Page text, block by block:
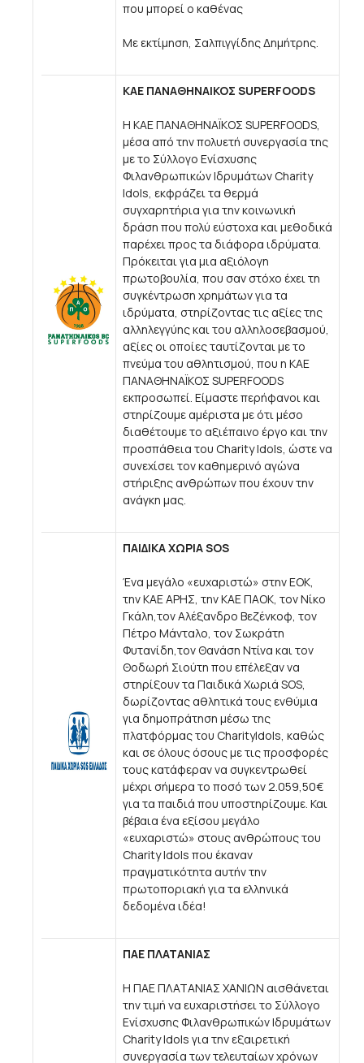
που μπορεί ο καθένας
Με εκτίμηση, Σαλπιγγίδης Δημήτρης.
ΚΑΕ ΠΑΝΑΘΗΝΑΙΚΟΣ SUPERFOODS
H ΚΑΕ ΠΑΝΑΘΗΝΑΪΚΟΣ SUPERFOODS,
μέσα από την πολυετή συνεργασία της
με το Σύλλογο Ενίσχυσης
Φιλανθρωπικών Ιδρυμάτων Charity
Idols, εκφράζει τα θερμά
συγχαρητήρια για την κοινωνική
δράση που πολύ εύστοχα και μεθοδικά
παρέχει προς τα διάφορα ιδρύματα.
Πρόκειται για μια αξιόλογη
πρωτοβουλία, που σαν στόχο έχει τη
συγκέντρωση χρημάτων για τα
ιδρύματα, στηρίζοντας τις αξίες της
αλληλεγγύης και του αλληλοσεβασμού,
αξίες οι οποίες ταυτίζονται με το
πνεύμα του αθλητισμού, που η ΚΑΕ
ΠΑΝΑΘΗΝΑΪΚΟΣ SUPERFOODS
εκπροσωπεί. Είμαστε περήφανοι και
στηρίζουμε αμέριστα με ότι μέσο
διαθέτουμε το αξιέπαινο έργο και την
προσπάθεια του Charity Idols, ώστε να
συνεχίσει τον καθημερινό αγώνα
στήριξης ανθρώπων που έχουν την
ανάγκη μας.
ΠΑΙΔΙΚΑ ΧΩΡΙΑ SOS
Ένα μεγάλο «ευχαριστώ» στην ΕΟΚ,
την ΚΑΕ ΑΡΗΣ, την ΚΑΕ ΠΑΟΚ, τον Νίκο
Γκάλη,τον Αλέξανδρο Βεζένκοφ, τον
Πέτρο Μάνταλο, τον Σωκράτη
Φυτανίδη,τον Θανάση Ντίνα και τον
Θοδωρή Σιούτη που επέλεξαν να
στηρίξουν τα Παιδικά Χωριά SOS,
δωρίζοντας αθλητικά τους ενθύμια
για δημοπράτηση μέσω της
πλατφόρμας του CharityIdols, καθώς
και σε όλους όσους με τις προσφορές
τους κατάφεραν να συγκεντρωθεί
μέχρι σήμερα το ποσό των 2.059,50€
για τα παιδιά που υποστηρίζουμε. Και
βέβαια ένα εξίσου μεγάλο
«ευχαριστώ» στους ανθρώπους του
Charity Idols που έκαναν
πραγματικότητα αυτήν την
πρωτοποριακή για τα ελληνικά
δεδομένα ιδέα!
ΠΑΕ ΠΛΑΤΑΝΙΑΣ
Η ΠΑΕ ΠΛΑΤΑΝΙΑΣ ΧΑΝΙΩΝ αισθάνεται
την τιμή να ευχαριστήσει το Σύλλογο
Ενίσχυσης Φιλανθρωπικών Ιδρυμάτων
Charity Idols για την εξαιρετική
συνεργασία των τελευταίων χρόνων